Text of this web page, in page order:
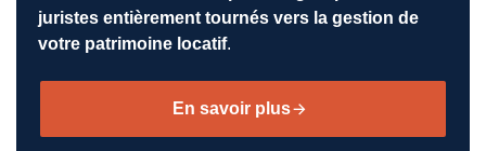
juristes entièrement tournés vers la gestion de
votre patrimoine locatif.
En savoir plus